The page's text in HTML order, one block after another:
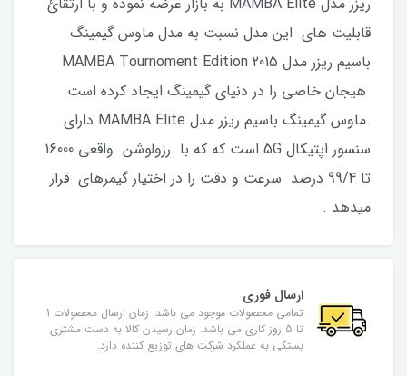
قابلیت های این مدل نسبت به مدل ماوس گیمینگ
باسیم ریزر مدل MAMBA Tournoment Edition 2015
هیجان خاصی را در دنیای گیمینگ ایجاد کرده است
.ماوس گیمینگ باسیم ریزر مدل MAMBA Elite دارای
سنسور اپتیکال 5G است که که با رزولوشن واقعی 16000
تا 99/4 درصد سرعت و دقت را در اختیار گیمرهای قرار
میدهد .
ارسال فوری
تمامی محصولات موجود می باشد. زمان ارسال محصولات 1
تا 5 روز کاری می باشد. زمان رسیدن کالا به دست مشتری
بستگی به عملکرد شرکت های توزیع کننده دارد.